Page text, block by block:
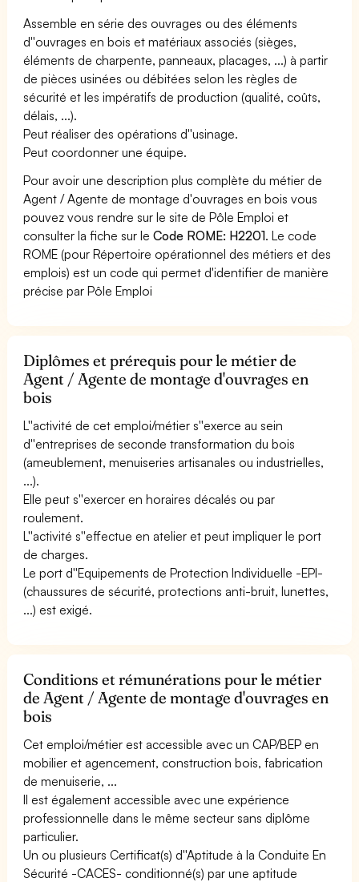
Assemble en série des ouvrages ou des éléments
d''ouvrages en bois et matériaux associés (sièges,
éléments de charpente, panneaux, placages, ...) à partir
de pièces usinées ou débitées selon les règles de
sécurité et les impératifs de production (qualité, coûts,
délais, ...).
Peut réaliser des opérations d''usinage.
Peut coordonner une équipe.
Pour avoir une description plus complète du métier de
Agent / Agente de montage d'ouvrages en bois vous
pouvez vous rendre sur le site de Pôle Emploi et
consulter la fiche sur leCode ROME: H2201. Le code
ROME (pour Répertoire opérationnel des métiers et des
emplois) est un code qui permet d'identifier de manière
précise par Pôle Emploi
Diplômes et prérequis pour le métier de
Agent / Agente de montage d'ouvrages en
bois
L''activité de cet emploi/métier s''exerce au sein
d''entreprises de seconde transformation du bois
(ameublement, menuiseries artisanales ou industrielles,
...).
Elle peut s''exercer en horaires décalés ou par
roulement.
L''activité s''effectue en atelier et peut impliquer le port
de charges.
Le port d''Equipements de Protection Individuelle -EPI-
(chaussures de sécurité, protections anti-bruit, lunettes,
...) est exigé.
Conditions et rémunérations pour le métier
de Agent / Agente de montage d'ouvrages en
bois
Cet emploi/métier est accessible avec un CAP/BEP en
mobilier et agencement, construction bois, fabrication
de menuiserie, ...
Il est également accessible avec une expérience
professionnelle dans le même secteur sans diplôme
particulier.
Un ou plusieurs Certificat(s) d''Aptitude à la Conduite En
Sécurité -CACES- conditionné(s) par une aptitude